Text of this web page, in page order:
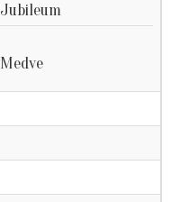
Jubileum
Medve